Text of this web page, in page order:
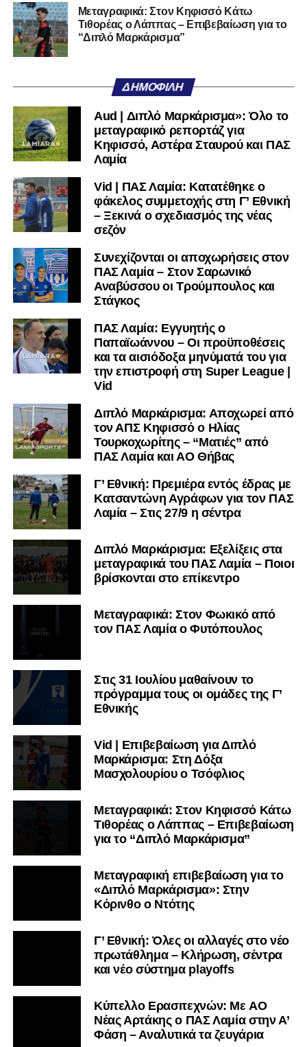
μαθαίνετε σε χρόνο dt όλα τα νέα.
Μεταγραφικά: Στον Κηφισσό Κάτω
Τιθορέας ο Λάππας – Επιβεβαίωση για το
“Διπλό Μαρκάρισμα”
ΔΗΜΟΦΙΛΉ
Aud | Διπλό Μαρκάρισμα»: Όλο το
μεταγραφικό ρεπορτάζ για
Κηφισσό, Αστέρα Σταυρού και ΠΑΣ
Λαμία
Vid | ΠΑΣ Λαμία: Κατατέθηκε ο
φάκελος συμμετοχής στη Γ’ Εθνική
– Ξεκινά ο σχεδιασμός της νέας
σεζόν
Συνεχίζονται οι αποχωρήσεις στον
ΠΑΣ Λαμία – Στον Σαρωνικό
Αναβύσσου οι Τρούμπουλος και
Στάγκος
ΠΑΣ Λαμία: Εγγυητής ο
Παπαϊωάννου – Οι προϋποθέσεις
και τα αισιόδοξα μηνύματά του για
την επιστροφή στη Super League |
Vid
Διπλό Μαρκάρισμα: Αποχωρεί από
τον ΑΠΣ Κηφισσό ο Ηλίας
Τουρκοχωρίτης – “Ματιές” από
ΠΑΣ Λαμία και ΑΟ Θήβας
Γ’ Εθνική: Πρεμιέρα εντός έδρας με
Κατσαντώνη Αγράφων για τον ΠΑΣ
Λαμία – Στις 27/9 η σέντρα
Διπλό Μαρκάρισμα: Εξελίξεις στα
μεταγραφικά του ΠΑΣ Λαμία – Ποιοι
βρίσκονται στο επίκεντρο
Μεταγραφικά: Στον Φωκικό από
τον ΠΑΣ Λαμία ο Φυτόπουλος
Στις 31 Ιουλίου μαθαίνουν το
πρόγραμμα τους οι ομάδες της Γ’
Εθνικής
Vid | Επιβεβαίωση για Διπλό
Μαρκάρισμα: Στη Δόξα
Μασχολουρίου ο Τσόφλιος
Μεταγραφικά: Στον Κηφισσό Κάτω
Τιθορέας ο Λάππας – Επιβεβαίωση
για το “Διπλό Μαρκάρισμα”
Μεταγραφική επιβεβαίωση για το
«Διπλό Μαρκάρισμα»: Στην
Κόρινθο ο Ντότης
Γ’ Εθνική: Όλες οι αλλαγές στο νέο
πρωτάθλημα – Κλήρωση, σέντρα
και νέο σύστημα playoffs
Kύπελλο Ερασιτεχνών: Με AO
Nέας Αρτάκης ο ΠΑΣ Λαμία στην Α’
Φάση – Αναλυτικά τα ζευγάρια